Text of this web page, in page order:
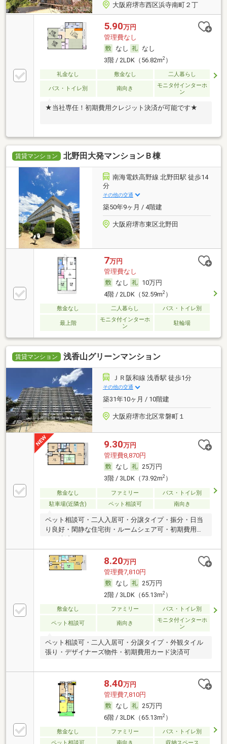
大阪府堺市西区浜寺南町２丁
5.90万円
管理費なし
なし
なし
3階 / 2LDK（56.82m2）
礼金なし 敷金なし 二人暮らし
バス・トイレ別 南向き
モニタ付インターホ
ン
★当社専任！初期費用クレジット決済が可能です★
賃貸マンション 北野田大発マンションＢ棟
南海電鉄高野線 北野田駅 徒歩14
分
その他の交通
築50年9ヶ月 / 4階建
大阪府堺市東区北野田
7万円
管理費なし
なし
10万円
4階 / 2LDK（52.59m2）
敷金なし 二人暮らし バス・トイレ別
最上階
モニタ付インターホ
ン
駐輪場
賃貸マンション 浅香山グリーンマンション
ＪＲ阪和線 浅香駅 徒歩1分
その他の交通
築31年10ヶ月 / 10階建
大阪府堺市北区常磐町１
9.30万円
管理費8,870円
なし
25万円
3階 / 3LDK（73.92m2）
敷金なし ファミリー
バス・トイレ別
駐車場(近隣含)
ペット相談可 南向き
ペット相談可・二人入居可・分譲タイプ・振分・日当
り良好・閑静な住宅街・ルームシェア可・初期費用カ
ード決済可
8.20万円
管理費7,810円
なし
25万円
2階 / 3LDK（65.13m2）
敷金なし ファミリー バス・トイレ別
ペット相談可 南向き
モニタ付インターホ
ン
ペット相談可・二人入居可・分譲タイプ・外観タイル
張り・デザイナーズ物件・初期費用カード決済可
8.40万円
管理費7,810円
なし
25万円
6階 / 3LDK（65.13m2）
敷金なし ファミリー
バス・トイレ別